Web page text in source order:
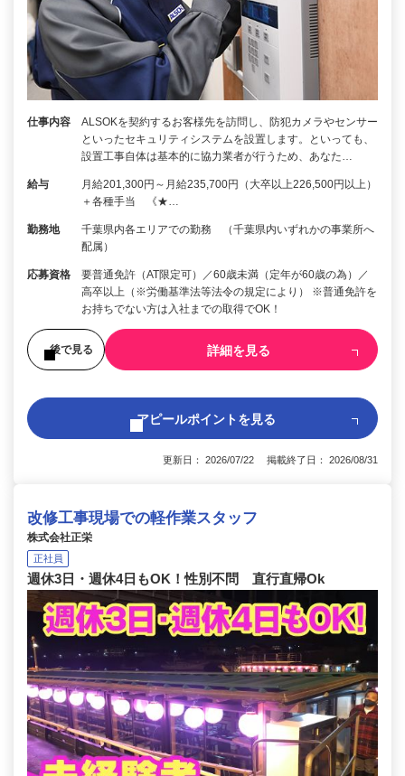
仕事内容
ALSOKを契約するお客様先を訪問し、防犯カメラやセンサー
といったセキュリティシステムを設置します。といっても、
設置工事自体は基本的に協力業者が行うため、あなた…
給与
月給201,300円～月給235,700円（大卒以上226,500円以上）
＋各種手当 《★…
勤務地
千葉県内各エリアでの勤務 （千葉県内いずれかの事業所へ
配属）
応募資格
要普通免許（AT限定可）／60歳未満（定年が60歳の為）／
高卒以上（※労働基準法等法令の規定により） ※普通免許を
お持ちでない方は入社までの取得でOK！
後で見る 詳細を見る
アピールポイントを見る
更新日： 2026/07/22 掲載終了日： 2026/08/31
改修工事現場での軽作業スタッフ
株式会社正栄
正社員
週休3日・週休4日もOK！性別不問 直行直帰Ok